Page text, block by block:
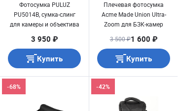
Фотосумка PULUZ
PU5014B, сумка-слинг
для камеры и объектива
3 950 ₽
Купить
Плечевая фотосумка
Acme Made Union Ultra-
Zoom для БЗК-камер
3 500 ₽1 600 ₽
Купить
-68% -42%